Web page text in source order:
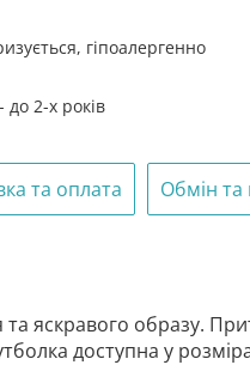
кількістьгіпоалергенно
до 2-х років
та оплата Обмін
яскравого образу.
доступна у